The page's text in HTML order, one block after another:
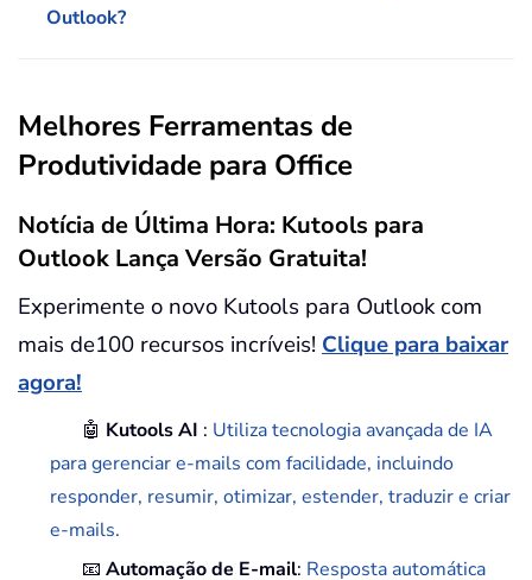
Outlook?
Melhores Ferramentas de
Produtividade para Office
Notícia de Última Hora: Kutools para
Outlook Lança Versão Gratuita!
Experimente o novo Kutools para Outlook com
mais de100 recursos incríveis! Clique para baixar
agora!
🤖 Kutools AI : Utiliza tecnologia avançada de IA
para gerenciar e-mails com facilidade, incluindo
responder, resumir, otimizar, estender, traduzir e criar
e-mails.
📧Automação de E-mail: Resposta automática